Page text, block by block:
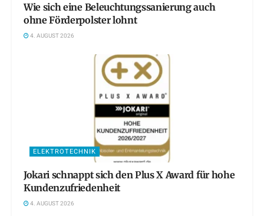
Wie sich eine Beleuchtungssanierung auch
ohne Förderpolster lohnt
4. AUGUST 2026
ELEKTROTECHNIK
Jokari schnappt sich den Plus X Award für hohe
Kundenzufriedenheit
4. AUGUST 2026